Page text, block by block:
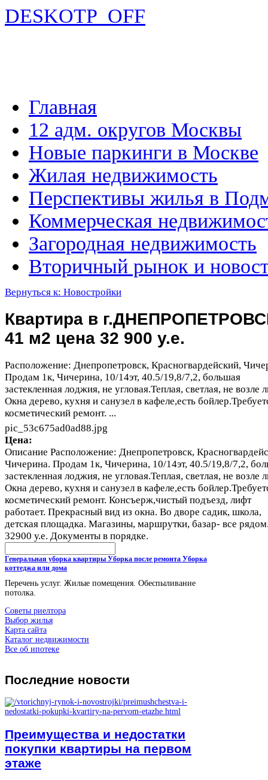
DESKOTP_OFF
Главная
12 адм. округов Москвы
Новые паркинги в Москве
Жилая недвижимость
Перспективы жилья в
Коммерческая
Загородная недвижимость
Вторичный рынок и
Вернуться к: Новостройки
Квартира в
41 м2 цена 32 900 у.е.
Расположение: Днепропетровск, Красногвардейский,
Продам 1к, Чичерина, 10/14эт, 40.5/19,8/7,2, большая
застекленная лоджия, не угловая.Теплая, светлая, не возле
Окна дерево, кухня и санузел в кафеле,есть
косметический ремонт. ...
pic_53c675ad0ad88.jpg
Цена:
Описание Расположение: Днепропетровск,
Чичерина. Продам 1к, Чичерина, 10/14эт, 40.5/19,8/7,2,
застекленная лоджия, не угловая.Теплая, светлая, не возле
Окна дерево, кухня и санузел в кафеле,есть
косметический ремонт. Консъерж,чистый подъезд, лифт
работает. Прекрасный вид из окна. Во дворе садик, школа,
детская площадка. Магазины, маршрутки, базар- все
32900 у.е. Документы в порядке.
Генеральная уборка квартиры Уборка после ремонта Уборка
коттеджа или дома
Перечень услуг. Жилые помещения. Обеспыливание
потолка.
Советы риелтора
Выбор жилья
Карта сайта
Каталог недвижимости
Все об ипотеке
Последние новости
Преимущества и недостатки
покупки квартиры на первом
этаже